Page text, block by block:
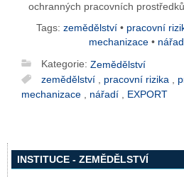
ochranných pracovních prostředků.
Tags: zemědělství• pracovní
mechanizace •
Kategorie: Zemědělství
zemědělství , pracovní rizika ,
mechanizace , nářadí , EXPORT
INSTITUCE - ZEMĚDĚLSTVÍ